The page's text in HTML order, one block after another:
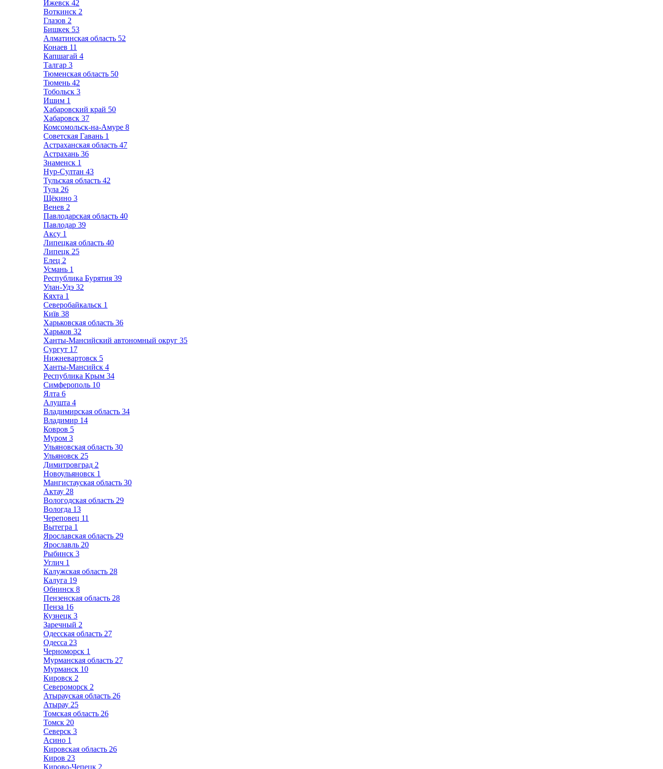
Ижевск 42
Воткинск 2
Глазов 2
Бишкек 53
Алматинская область 52
Конаев 11
Капшагай 4
Талгар 3
Тюменская область 50
Тюмень 42
Тобольск 3
Ишим 1
Хабаровский край 50
Хабаровск 37
Комсомольск-на-Амуре 8
Советская Гавань 1
Астраханская область 47
Астрахань 36
Знаменск 1
Нур-Султан 43
Тульская область 42
Тула 26
Щёкино 3
Венев 2
Павлодарская область 40
Павлодар 39
Аксу 1
Липецкая область 40
Липецк 25
Елец 2
Усмань 1
Республика Бурятия 39
Улан-Удэ 32
Кяхта 1
Северобайкальск 1
Київ 38
Харьковская область 36
Харьков 32
Ханты-Мансийский автономный округ 35
Сургут 17
Нижневартовск 5
Ханты-Мансийск 4
Республика Крым 34
Симферополь 10
Ялта 6
Алушта 4
Владимирская область 34
Владимир 14
Ковров 5
Муром 3
Ульяновская область 30
Ульяновск 25
Димитровград 2
Новоульяновск 1
Мангистауская область 30
Актау 28
Вологодская область 29
Вологда 13
Череповец 11
Вытегра 1
Ярославская область 29
Ярославль 20
Рыбинск 3
Углич 1
Калужская область 28
Калуга 19
Обнинск 8
Пензенская область 28
Пенза 16
Кузнецк 3
Заречный 2
Одесская область 27
Одесса 23
Черноморск 1
Мурманская область 27
Мурманск 10
Кировск 2
Североморск 2
Атырауская область 26
Атырау 25
Томская область 26
Томск 20
Северск 3
Асино 1
Кировская область 26
Киров 23
Кирово-Чепецк 2